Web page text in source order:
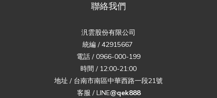
聯絡我們
汎雲股份有限公司
統編 / 42915667
電話 / 0966-000-199
時間 / 12:00-21:00
地址 / 台南市南區中華西路一段21號
客服 / LINE@qek888